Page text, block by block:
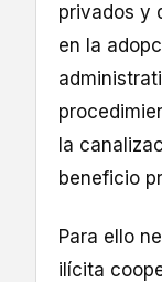
privados y
en la
la
beneficio
Para ello
ilícita